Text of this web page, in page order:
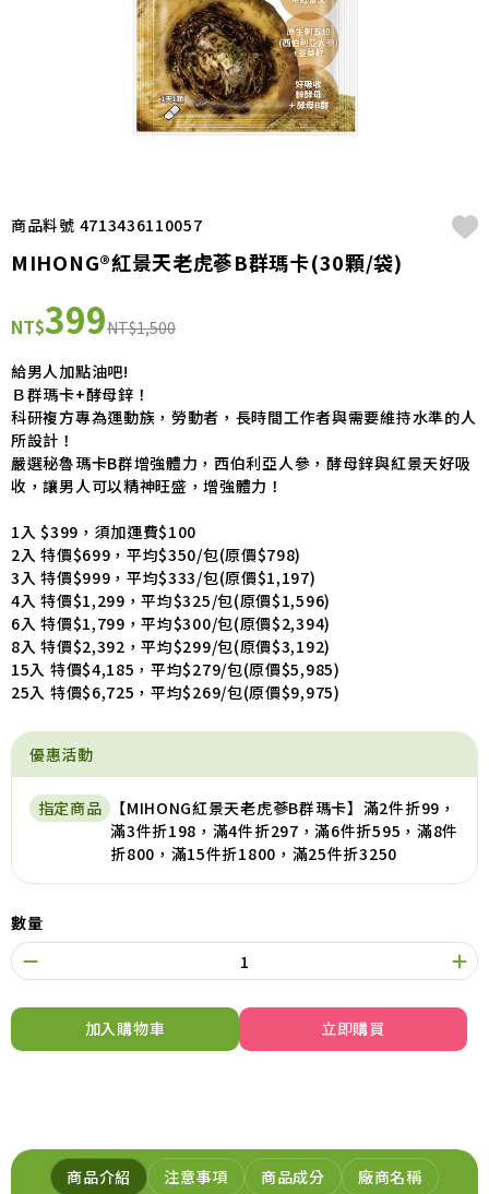
商品料號 4713436110057
MIHONG®紅景天老虎蔘B群瑪卡(30顆/袋)
NT$399NT$1,500
給男人加點油吧!
Ｂ群瑪卡+酵母鋅！
科研複方專為運動族，勞動者，長時間工作者與需要維持水準的人
所設計！
嚴選秘魯瑪卡B群增強體力，西伯利亞人參，酵母鋅與紅景天好吸
收，讓男人可以精神旺盛，增強體力！
1入 $399，須加運費$100
2入 特價$699，平均$350/包(原價$798)
3入 特價$999，平均$333/包(原價$1,197)
4入 特價$1,299，平均$325/包(原價$1,596)
6入 特價$1,799，平均$300/包(原價$2,394)
8入 特價$2,392，平均$299/包(原價$3,192)
15入 特價$4,185，平均$279/包(原價$5,985)
25入 特價$6,725，平均$269/包(原價$9,975)
優惠活動
指定商品
【MIHONG紅景天老虎蔘B群瑪卡】滿2件折99，
滿3件折198，滿4件折297，滿6件折595，滿8件
折800，滿15件折1800，滿25件折3250
數量
加入購物車 立即購買
商品介紹 注意事項 商品成分
廠商名稱